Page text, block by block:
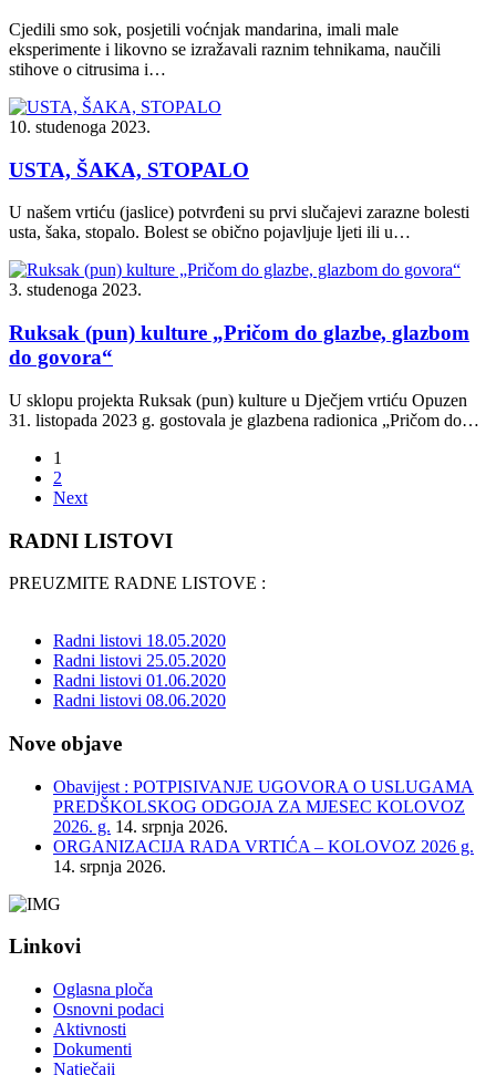
Cjedili smo sok, posjetili voćnjak mandarina, imali male
eksperimente i likovno se izražavali raznim tehnikama, naučili
stihove o citrusima i…
10. studenoga 2023.
USTA, ŠAKA, STOPALO
U našem vrtiću (jaslice) potvrđeni su prvi slučajevi zarazne bolesti
usta, šaka, stopalo. Bolest se obično pojavljuje ljeti ili u…
3. studenoga 2023.
Ruksak (pun) kulture „Pričom do glazbe, glazbom
do govora“
U sklopu projekta Ruksak (pun) kulture u Dječjem vrtiću Opuzen
31. listopada 2023 g. gostovala je glazbena radionica „Pričom do…
1
2
Next
RADNI LISTOVI
PREUZMITE RADNE LISTOVE :
Radni listovi 18.05.2020
Radni listovi 25.05.2020
Radni listovi 01.06.2020
Radni listovi 08.06.2020
Nove objave
Obavijest : POTPISIVANJE UGOVORA O USLUGAMA
PREDŠKOLSKOG ODGOJA ZA MJESEC KOLOVOZ
2026. g. 14. srpnja 2026.
ORGANIZACIJA RADA VRTIĆA – KOLOVOZ 2026 g.
14. srpnja 2026.
Linkovi
Oglasna ploča
Osnovni podaci
Aktivnosti
Dokumenti
Natječaji